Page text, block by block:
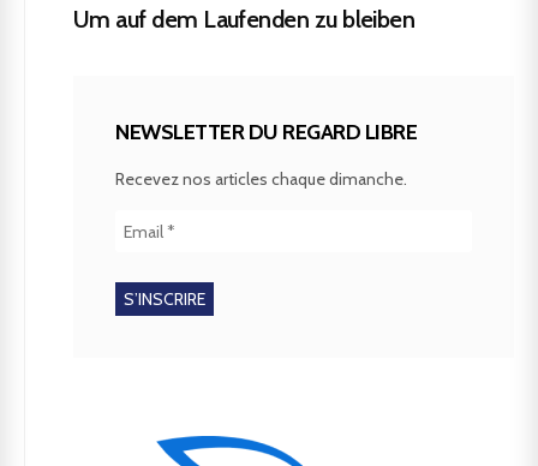
Um auf dem Laufenden zu bleiben
NEWSLETTER DU REGARD LIBRE
Recevez nos articles chaque dimanche.